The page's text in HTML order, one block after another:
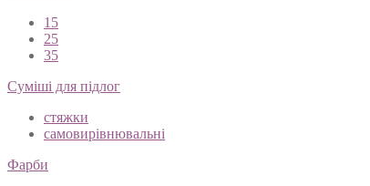
15
25
35
Суміші для підлог
стяжки
самовирівнювальні
Фарби